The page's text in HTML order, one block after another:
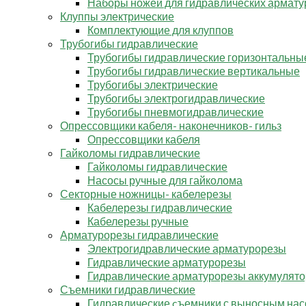
Клуппы электрические
Комплектующие для клуппов
Трубогибы гидравлические
Трубогибы гидравлические
Трубогибы гидравлические вертикальные
Трубогибы электрические
Трубогибы электрогидравлические
Трубогибы пневмогидравлические
Опрессовщики кабеля- наконечников- гильз
Опрессовщики кабеля
Гайколомы гидравлические
Гайколомы гидравлические
Насосы ручные для гайколома
Секторные ножницы- кабелерезы
Кабелерезы гидравлические
Кабелерезы ручные
Арматурорезы гидравлические
Электрогидравлические арматурорезы
Гидравлические арматурорезы
Гидравлические арматурорезы
Съемники гидравлические
Гидравлические cъемники с выносным